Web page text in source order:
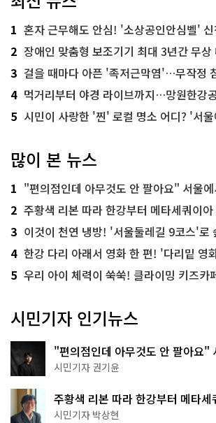
1 혼자 근무해도 안심! '소상공인안심벨'
2 장애인 맞춤형 보조기기 최대 3년간 무상 대
3 걸을 때마다 아픈 '족저근막염'…무작정 참지 말
4 먹거리부터 야경 라이브까지…망원한강
5 시민이 사랑한 '찐' 로컬 명소 어디? '서울에
많이 본 뉴스
1 "편의점인데 아무것도 안 팔아요" 서울에서 가장 특
2 주황색 리본 따라 한강부터 메타세쿼이아 숲길까
3 이것이 천연 냉방! '서울둘레길 9코스'로
4 한강 다리 아래서 영화 한 편! '다리밑 영
5 우리 아이 체력이 쑥쑥! 클라이밍 키즈카
시민기자 인기뉴스
"편의점인데 아무것도 안 팔아요"
한 편의점의 정체
시민기자 권기윤
주황색 리본 따라 한강부터 메타
서울둘레길 15코스
시민기자 박상현